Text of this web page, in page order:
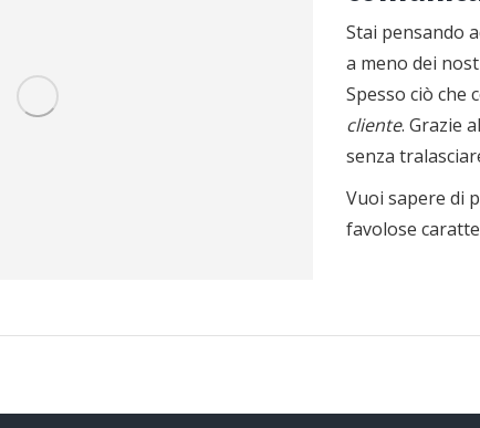
Stai pensando
a meno dei
Spesso ciò che
cliente. Grazie
senza
Vuoi sapere di
favolose